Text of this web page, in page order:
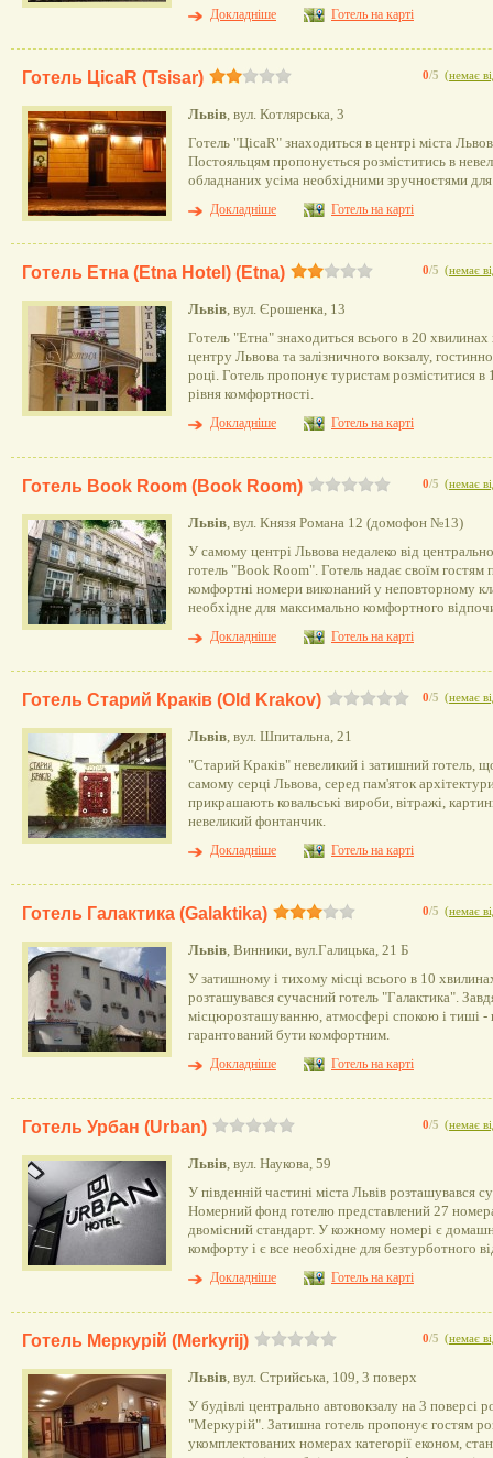
Докладніше
Готель на карті
0/5 (немає
Готель ЦісаR (Tsisar)
Львів, вул. Котлярська, 3
Готель "ЦісаR" знаходиться в центрі міста
Постояльцям пропонується розміститись в
обладнаних усіма необхідними зручностями
Докладніше
Готель на карті
0/5 (немає
Готель Етна (Etna Hotel) (Etna)
Львів, вул. Єрошенка, 13
Готель "Етна" знаходиться всього в 20
центру Львова та залізничного вокзалу,
році. Готель пропонує туристам розміститися
рівня комфортності.
Докладніше
Готель на карті
0/5 (немає
Готель Book Room (Book Room)
Львів, вул. Князя Романа 12 (домофон №13)
У самому центрі Львова недалеко від
готель "Book Room". Готель надає своїм гостям
комфортні номери виконаний у неповторному
необхідне для максимально комфортного
Докладніше
Готель на карті
0/5 (немає
Готель Старий Краків (Old Krakov)
Львів, вул. Шпитальна, 21
"Старий Краків" невеликий і затишний готель,
самому серці Львова, серед пам'яток
прикрашають ковальські вироби, вітражі,
невеликий фонтанчик.
Докладніше
Готель на карті
0/5 (немає
Готель Галактика (Galaktika)
Львів, Винники, вул.Галицька, 21 Б
У затишному і тихому місці всього в 10
розташувався сучасний готель "Галактика".
місцюрозташуванню, атмосфері спокою і тиші -
гарантований бути комфортним.
Докладніше
Готель на карті
0/5 (немає
Готель Урбан (Urban)
Львів, вул. Наукова, 59
У південній частині міста Львів розташувався
Номерний фонд готелю представлений 27
двомісний стандарт. У кожному номері є
комфорту і є все необхідне для безтурботного
Докладніше
Готель на карті
0/5 (немає
Готель Меркурій (Merkyrij)
Львів, вул. Стрийська, 109, 3 поверх
У будівлі центрально автовокзалу на 3 поверсі
"Меркурій". Затишна готель пропонує гостям
укомплектованих номерах категорії економ,